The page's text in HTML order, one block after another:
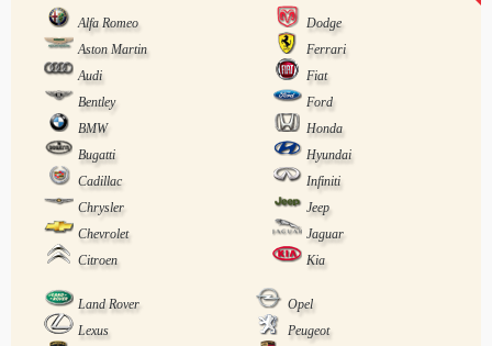
Alfa Romeo
Dodge
Aston Martin
Ferrari
Audi
Fiat
Bentley
Ford
BMW
Honda
Bugatti
Hyundai
Cadillac
Infiniti
Chrysler
Jeep
Chevrolet
Jaguar
Citroen
Kia
Land Rover
Opel
Lexus
Peugeot